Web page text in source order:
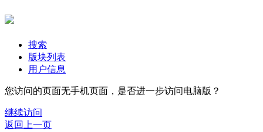
搜索
版块列表
用户信息
您访问的页面无手机页面，是否进一步访问电脑版？
继续访问
返回上一页